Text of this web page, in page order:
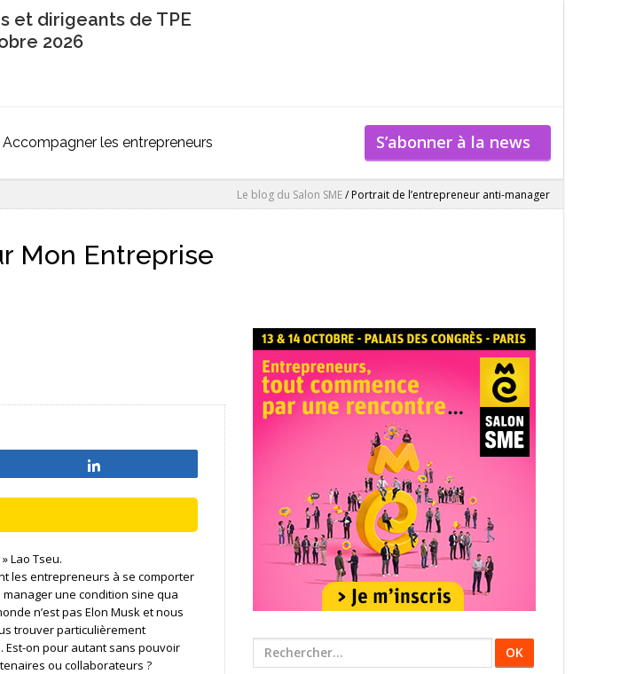
et dirigeants de TPE
2026
Accompagner les entrepreneurs S’abonner à la news
Le blog du Salon SME/Portrait de l’entrepreneur anti-manager
Mon Entreprise
Lao Tseu.
les entrepreneurs à se comporter
une condition sine qua
n’est pas Elon Musk et nous
trouver particulièrement
Est-on pour autant sans pouvoir
ou collaborateurs ?
Rechercher
: